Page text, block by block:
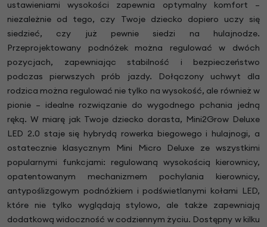
ustawieniami wysokości zapewnia optymalny komfort –
niezależnie od tego, czy Twoje dziecko dopiero uczy się
siedzieć, czy już pewnie siedzi na hulajnodze.
Przeprojektowany podnóżek można regulować w dwóch
pozycjach, zapewniając stabilność i bezpieczeństwo
podczas pierwszych prób jazdy. Dołączony uchwyt dla
rodzica można regulować nie tylko na wysokość, ale również w
pionie – idealne rozwiązanie do wygodnego pchania jedną
ręką. W miarę jak Twoje dziecko dorasta, Mini2Grow Deluxe
LED 2.0 staje się hybrydą rowerka biegowego i hulajnogi, a
ostatecznie klasycznym Mini Micro Deluxe ze wszystkimi
popularnymi funkcjami: regulowaną wysokością kierownicy,
opatentowanym mechanizmem pochylania kierownicy,
antypoślizgowym podnóżkiem i podświetlanymi kołami LED,
które nie tylko wyglądają stylowo, ale także zapewniają
dodatkową widoczność w codziennym życiu. Dostępny w kilku